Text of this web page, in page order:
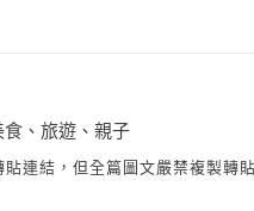
結，但全篇圖文嚴禁複製轉